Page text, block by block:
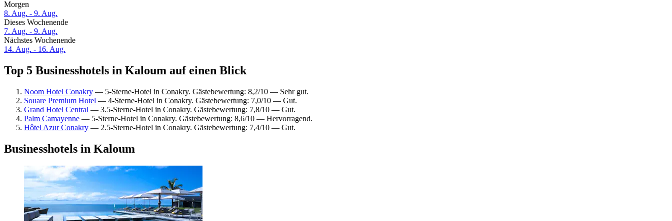
Morgen
8. Aug. - 9. Aug.
Dieses Wochenende
7. Aug. - 9. Aug.
Nächstes Wochenende
14. Aug. - 16. Aug.
Top 5 Businesshotels in Kaloum auf einen Blick
Noom Hotel Conakry — 5-Sterne-Hotel in Conakry. Gästebewertung: 8,2/10 — Sehr gut.
Souare Premium Hotel — 4-Sterne-Hotel in Conakry. Gästebewertung: 7,0/10 — Gut.
Grand Hotel Central — 3.5-Sterne-Hotel in Conakry. Gästebewertung: 7,8/10 — Gut.
Palm Camayenne — 5-Sterne-Hotel in Conakry. Gästebewertung: 8,6/10 — Hervorragend.
Hôtel Azur Conakry — 2.5-Sterne-Hotel in Conakry. Gästebewertung: 7,4/10 — Gut.
Businesshotels in Kaloum